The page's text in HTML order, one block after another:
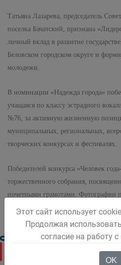
Татьяна Лазарева, председатель
поселка Бачатский, признана
личный вклад в развитие
Беловском городском округе и
молодежи.
В номинации «Надежда города»
учащаяся по классу эстрадного
№76, за активную жизненную
муниципальных, региональных,
творческих конкурсах и фестивалях.
Победителей конкурса «Человек
торжественного собрания,
почетными грамотами. Фотографии
на Стенде славы на центральной
Этот сайт использует
Продолжая
согласие на работу
OK